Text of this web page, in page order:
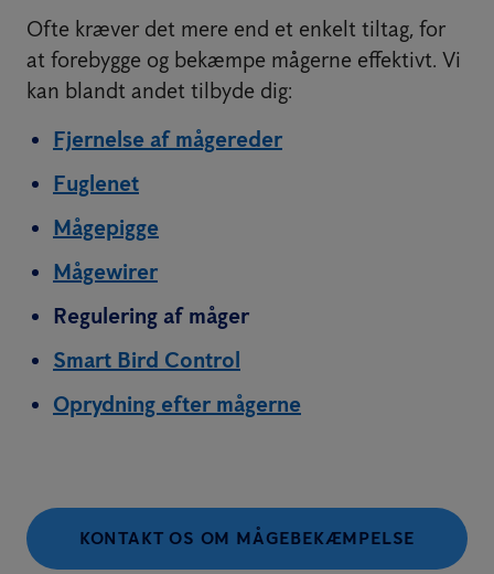
Ofte kræver det mere end et enkelt tiltag, for
at forebygge og bekæmpe mågerne effektivt. Vi
kan blandt andet tilbyde dig:
Fjernelse af mågereder
Fuglenet
Mågepigge
Mågewirer
Regulering af måger
Smart Bird Control
Oprydning efter mågerne
KONTAKT OS OM MÅGEBEKÆMPELSE